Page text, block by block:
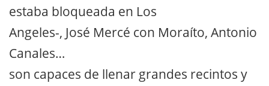
estaba bloqueada en Los
Angeles-, José Mercé con Moraíto, Antonio
Canales…
son capaces de llenar grandes recintos y